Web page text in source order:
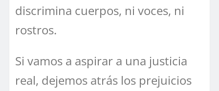
discrimina cuerpos, ni voces, ni
rostros.
Si vamos a aspirar a una justicia
real, dejemos atrás los prejuicios